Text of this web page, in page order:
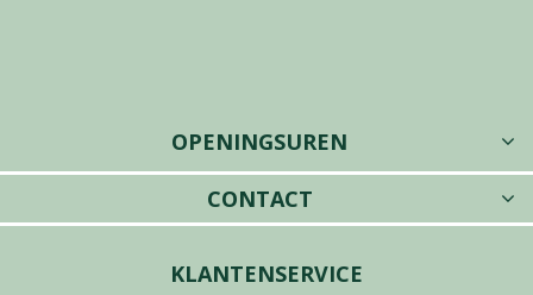
OPENINGSUREN
CONTACT
KLANTENSERVICE